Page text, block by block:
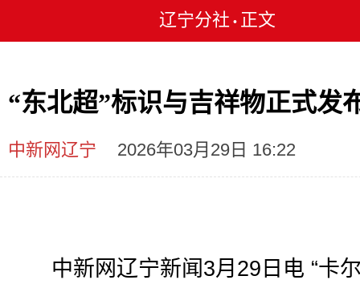
辽宁分社 • 正文
“东北超”标识与吉祥物正式发
中新网辽宁 2026年03月29日 16:22
中新网辽宁新闻3月29日电 “卡尔